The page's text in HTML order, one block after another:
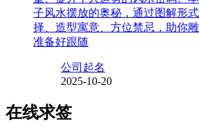
子风水摆放的奥秘，通过图解形
择、造型寓意、方位禁忌，助你
准备好跟随
公司起名
2025-10-20
在线求签